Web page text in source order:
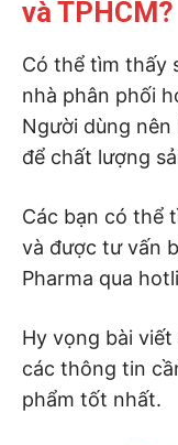
và TPHCM?
Có thể tìm thấy
nhà phân phối
Người dùng
để chất lượng
Các bạn có thể
và được tư vấn
Pharma qua
Hy vọng bài
các thông tin
phẩm tốt nhất.